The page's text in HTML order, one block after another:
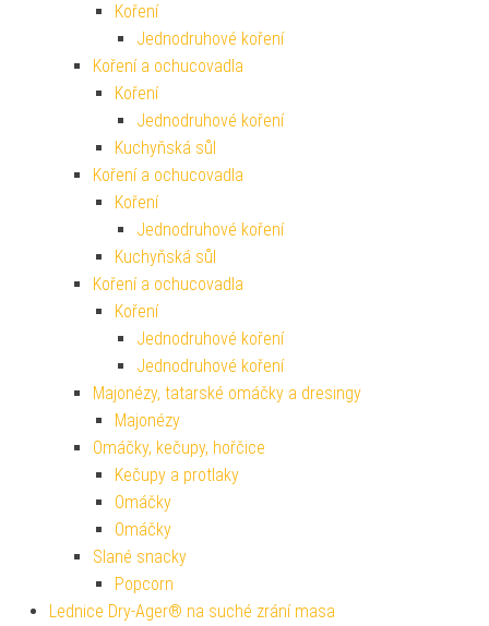
Koření
Jednodruhové koření
Koření a ochucovadla
Koření
Jednodruhové koření
Kuchyňská sůl
Koření a ochucovadla
Koření
Jednodruhové koření
Kuchyňská sůl
Koření a ochucovadla
Koření
Jednodruhové koření
Jednodruhové koření
Majonézy, tatarské omáčky a dresingy
Majonézy
Omáčky, kečupy, hořčice
Kečupy a protlaky
Omáčky
Omáčky
Slané snacky
Popcorn
Lednice Dry-Ager® na suché zrání masa